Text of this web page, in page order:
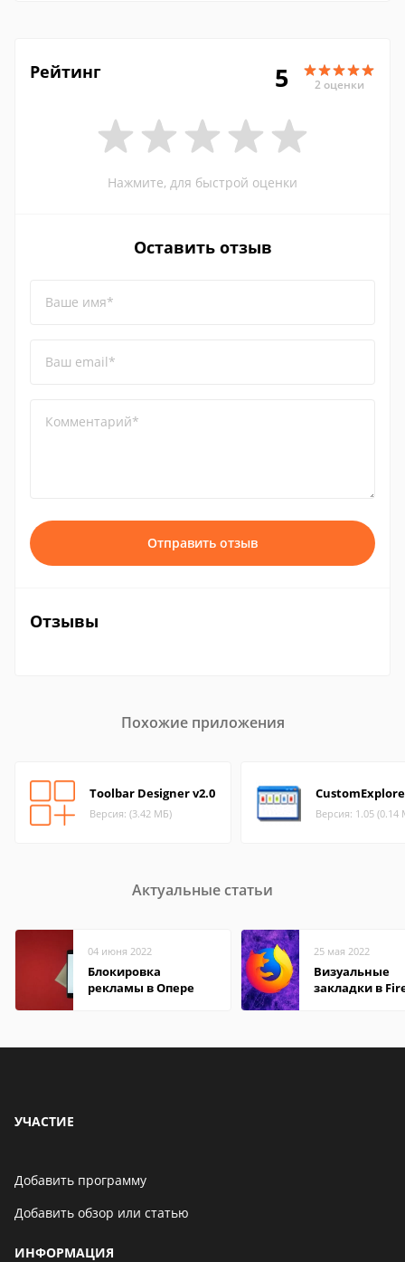
Рейтинг 5 2 оценки
Нажмите, для быстрой оценки
Оставить отзыв
Ваше имя*
Ваш email*
Комментарий*
Отправить отзыв
Отзывы
Похожие приложения
Toolbar Designer v2.0
Версия: (3.42 МБ) Версия: 1.05 (0.14
Актуальные статьи
04 июня 2022
Блокировка
рекламы в Опере
25 мая 2022
Визуальные
закладки в
УЧАСТИЕ
Добавить программу
Добавить обзор или статью
ИНФОРМАЦИЯ